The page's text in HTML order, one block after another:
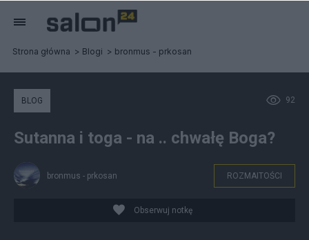
Strona główna Blogi bronmus - prkosan
92
BLOG
Sutanna i toga - na .. chwałę Boga?
bronmus - prkosan ROZMAITOŚCI
Obserwuj notkę